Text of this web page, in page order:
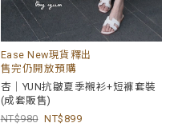
Ease New現貨釋出
售完仍開放預購
杏｜YUN抗皺夏季襯衫+短褲套裝
(成套販售)
980
899